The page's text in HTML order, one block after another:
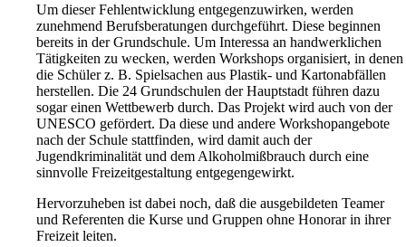
Um dieser Fehlentwicklung entgegenzuwirken, werden
zunehmend Berufsberatungen durchgeführt. Diese beginnen
bereits in der Grundschule. Um Interessa an handwerklichen
Tätigkeiten zu wecken, werden Workshops organisiert, in denen
die Schüler z. B. Spielsachen aus Plastik- und Kartonabfällen
herstellen. Die 24 Grundschulen der Hauptstadt führen dazu
sogar einen Wettbewerb durch. Das Projekt wird auch von der
UNESCO gefördert. Da diese und andere Workshopangebote
nach der Schule stattfinden, wird damit auch der
Jugendkriminalität und dem Alkoholmißbrauch durch eine
sinnvolle Freizeitgestaltung entgegengewirkt.
Hervorzuheben ist dabei noch, daß die ausgebildeten Teamer
und Referenten die Kurse und Gruppen ohne Honorar in ihrer
Freizeit leiten.